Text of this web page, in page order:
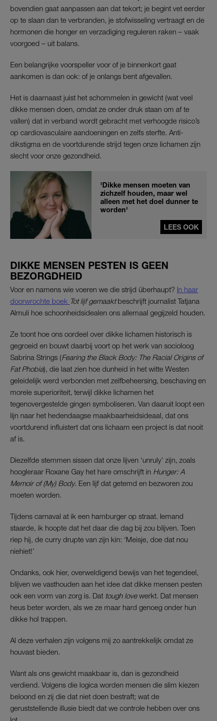
bovendien gaat aanpassen aan dat tekort; je begint vet eerder
op te slaan dan te verbranden, je stofwisseling vertraagt en de
hormonen die honger en verzadiging reguleren raken – vaak
voorgoed – uit balans.
Een belangrijke voorspeller voor of je binnenkort gaat
aankomen is dan ook: of je onlangs bent afgevallen.
Het is daarnaast juist het schommelen in gewicht (wat veel
dikke mensen doen, omdat ze onder druk staan om af te
vallen) dat in verband wordt gebracht met verhoogde risico’s
op cardiovasculaire aandoeningen en zelfs sterfte. Anti-
dikstigma en de voortdurende strijd tegen onze lichamen zijn
slecht voor onze gezondheid.
'Dikke mensen moeten van
zichzelf houden, maar wel
alleen met het doel dunner te
worden'
LEES OOK
DIKKE MENSEN PESTEN IS GEEN
BEZORGDHEID
Voor en namens wie voeren we die strijd überhaupt? In haar
doorwrochte boek Tot lijf gemaaktbeschrijft journalist Tatjana
Almuli hoe schoonheidsidealen ons allemaal gegijzeld houden.
Ze toont hoe ons oordeel over dikke lichamen historisch is
gegroeid en bouwt daarbij voort op het werk van socioloog
Sabrina Strings (Fearing the Black Body: The Racial Origins of
Fat Phobia), die laat zien hoe dunheid in het witte Westen
geleidelijk werd verbonden met zelfbeheersing, beschaving en
morele superioriteit, terwijl dikke lichamen het
tegenovergestelde gingen symboliseren. Van daaruit loopt een
lijn naar het hedendaagse maakbaarheidsideaal, dat ons
voortdurend influistert dat ons lichaam een project is dat nooit
af is.
Diezelfde stemmen sissen dat onze lijven ‘unruly’ zijn, zoals
hoogleraar Roxane Gay het hare omschrijft in Hunger: A
Memoir of (My) Body. Een lijf dat getemd en bezworen zou
moeten worden.
Tijdens carnaval at ik een hamburger op straat. Iemand
staarde, ik hoopte dat het daar die dag bij zou blijven. Toen
riep hij, de curry drupte van zijn kin: ‘Meisje, doe dat nou
niehiet!’
Ondanks, ook hier, overweldigend bewijs van het tegendeel,
blijven we vasthouden aan het idee dat dikke mensen pesten
ook een vorm van zorg is. Dat tough lovewerkt. Dat mensen
heus beter worden, als we ze maar hard genoeg onder hun
dikke hol trappen.
Al deze verhalen zijn volgens mij zo aantrekkelijk omdat ze
houvast bieden.
Want als ons gewicht maakbaar is, dan is gezondheid
verdiend. Volgens die logica worden mensen die slim kiezen
beloond en zij die dat niet doen bestraft; wat de
geruststellende illusie biedt dat we controle hebben over ons